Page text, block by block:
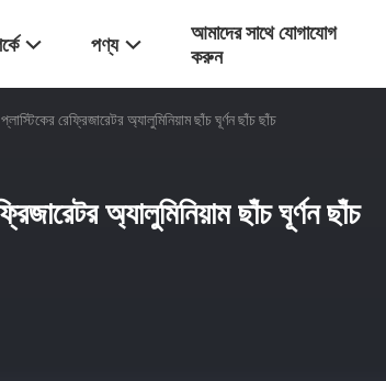
পণ্য
আমাদের সাথে যোগাযোগ
করুন
রেফ্রিজারেটর অ্যালুমিনিয়াম ছাঁচ ঘূর্ণন ছাঁচ ছাঁচ
অ্যালুমিনিয়াম ছাঁচ ঘূর্ণন ছাঁচ